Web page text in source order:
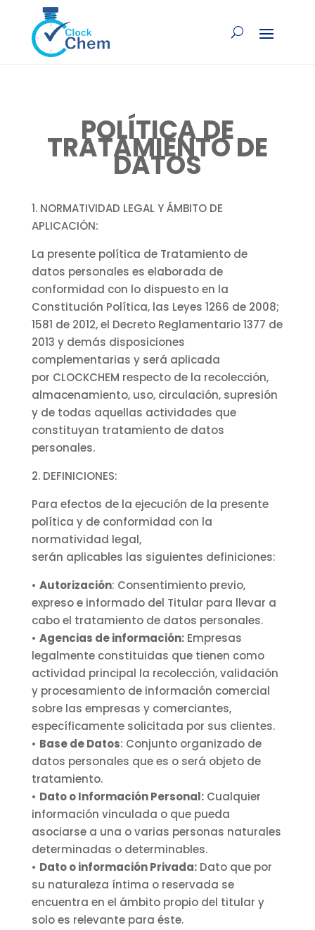
POLÍTICA DE
TRATAMIENTO DE
DATOS
1. NORMATIVIDAD LEGAL Y ÁMBITO DE
APLICACIÓN:
La presente política de Tratamiento de
datos personales es elaborada de
conformidad con lo dispuesto en la
Constitución Política, las Leyes 1266 de 2008;
1581 de 2012, el Decreto Reglamentario 1377 de
2013 y demás disposiciones
complementarias y será aplicada
por CLOCKCHEM respecto de la recolección,
almacenamiento, uso, circulación, supresión
y de todas aquellas actividades que
constituyan tratamiento de datos
personales.
2. DEFINICIONES:
Para efectos de la ejecución de la presente
política y de conformidad con la
normatividad legal,
serán aplicables las siguientes definiciones:
• Autorización: Consentimiento previo,
expreso e informado del Titular para llevar a
cabo el tratamiento de datos personales.
• Agencias de información:Empresas
legalmente constituidas que tienen como
actividad principal la recolección, validación
y procesamiento de información comercial
sobre las empresas y comerciantes,
específicamente solicitada por sus clientes.
• Base de Datos: Conjunto organizado de
datos personales que es o será objeto de
tratamiento.
• Dato o Información Personal:Cualquier
información vinculada o que pueda
asociarse a una o varias personas naturales
determinadas o determinables.
• Dato o información Privada:Dato que por
su naturaleza íntima o reservada se
encuentra en el ámbito propio del titular y
solo es relevante para éste.